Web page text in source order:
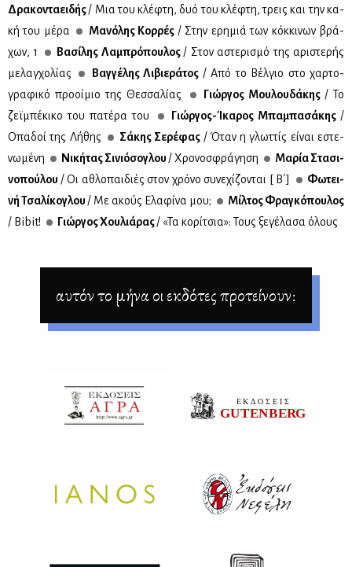
Δρα­κο­ντα­ει­δής/ Mια του κλέ­φτη, δυό του κλέ­φτη, τρεις και την κα­
κή του μέ­ρα
Μα­νό­λης Κορ­ρές / Στην ερη­μιά των κόκ­κι­νων βρά­
χων, 1
Βα­σί­λης Λα­μπρό­που­λος/ Στον αστε­ρι­σμό της αρι­στε­ρής
με­λαγ­χο­λί­ας
Βαγ­γέ­λης Λι­βιε­ρά­τος / Από το Βέλ­γιο στο χαρ­το­
γρα­φι­κό προ­οί­μιο της Θεσ­σα­λί­ας
Γιώρ­γος Μου­λου­δά­κης / Το
ζεϊ­μπέ­κι­κο του πα­τέ­ρα του
Γιώρ­γος-Ίκα­ρος Μπα­μπα­σά­κης/
Οπα­δοί της Λή­θης
Σά­κης Σε­ρέ­φας / Όταν η γλωτ­τίς εί­ναι εστε­
νω­μέ­νη
Νι­κή­τας Σι­νιό­σο­γλου/ Χρο­νο­σφρά­γη­ση
Μα­ρία Στα­σι­
νο­πού­λου / Οι αθλο­παι­διές στον χρό­νο συ­νε­χί­ζο­νται [ Β΄]
Φω­τει­
νή Τσα­λί­κο­γλου/ Mε ακούς Ελα­φί­να μου;
Μίλ­τος Φρα­γκό­που­λος
/ Bibit!
Γιώρ­γος Χου­λιά­ρας/ «Τα κο­ρί­τσια»: Τους ξε­γέ­λα­σα όλους
αυτόν το μήνα οι εκδότες προτείνουν: